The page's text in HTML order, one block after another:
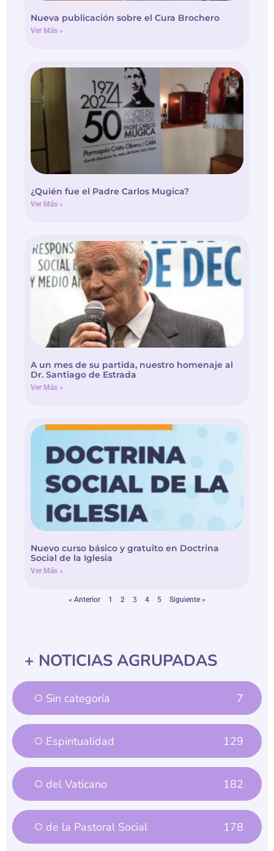
Nueva publicación sobre el Cura Brochero
Ver Más »
¿Quién fue el Padre Carlos Mugica?
Ver Más »
A un mes de su partida, nuestro homenaje al
Dr. Santiago de Estrada
Ver Más »
Nuevo curso básico y gratuito en Doctrina
Social de la Iglesia
Ver Más »
« Anterior 1 2 3 4 5 Siguiente »
+ NOTICIAS AGRUPADAS
Sin categoría 7
Espiritualidad 129
del Vaticano 182
de la Pastoral Social 178